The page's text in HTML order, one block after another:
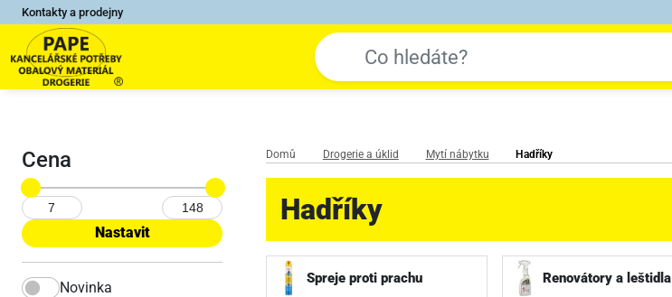
Kontakty a prodejny
Cena
Novinka
Domů Drogerie a úklid Mytí nábytku Hadříky
Hadříky
Spreje proti prachu Renovátory a leštidla